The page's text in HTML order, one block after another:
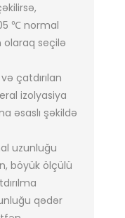
℃ normal
seçilə
çatdırılan
izolyasiya
əsaslı şəkildə
uzunluğu
böyük ölçülü
qədər